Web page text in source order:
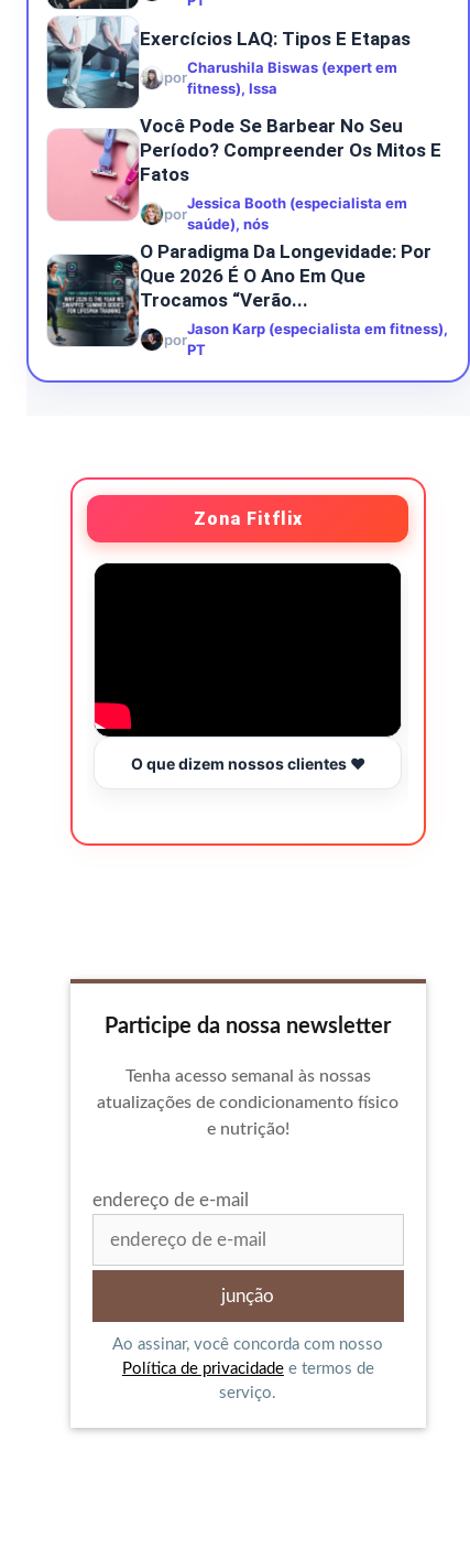
Exercícios LAQ: Tipos E Etapas
por
Charushila Biswas (expert em
fitness), Issa
Você Pode Se Barbear No Seu
Período? Compreender Os Mitos E
Fatos
por
Jessica Booth (especialista em
saúde), nós
O Paradigma Da Longevidade: Por
Que 2026 É O Ano Em Que
Trocamos “Verão...
por
Jason Karp (especialista em fitness),
PT
Zona Fitflix
O que dizem nossos clientes ❤️
Participe da nossa newsletter
Tenha acesso semanal às nossas
atualizações de condicionamento físico
e nutrição!
endereço de e-mail
Ao assinar, você concorda com nosso
Política de privacidadee termos de
serviço.